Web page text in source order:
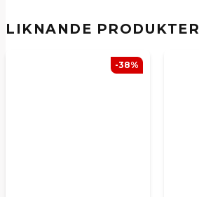
LIKNANDE PRODUKTER
-38%
email
E-postadress